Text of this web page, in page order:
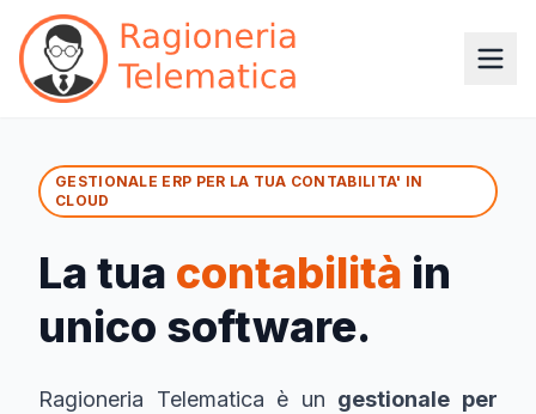
GESTIONALE ERP PER LA TUA CONTABILITA' IN
CLOUD
La tua contabilità in
unico software.
Ragioneria Telematica è un gestionale per